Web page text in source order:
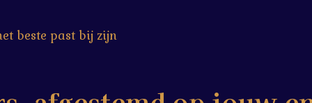
beste past bij zijn